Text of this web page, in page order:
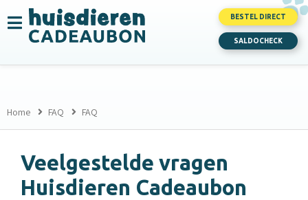
BESTEL DIRECT
SALDOCHECK
Home FAQ FAQ
Veelgestelde vragen
Huisdieren Cadeaubon